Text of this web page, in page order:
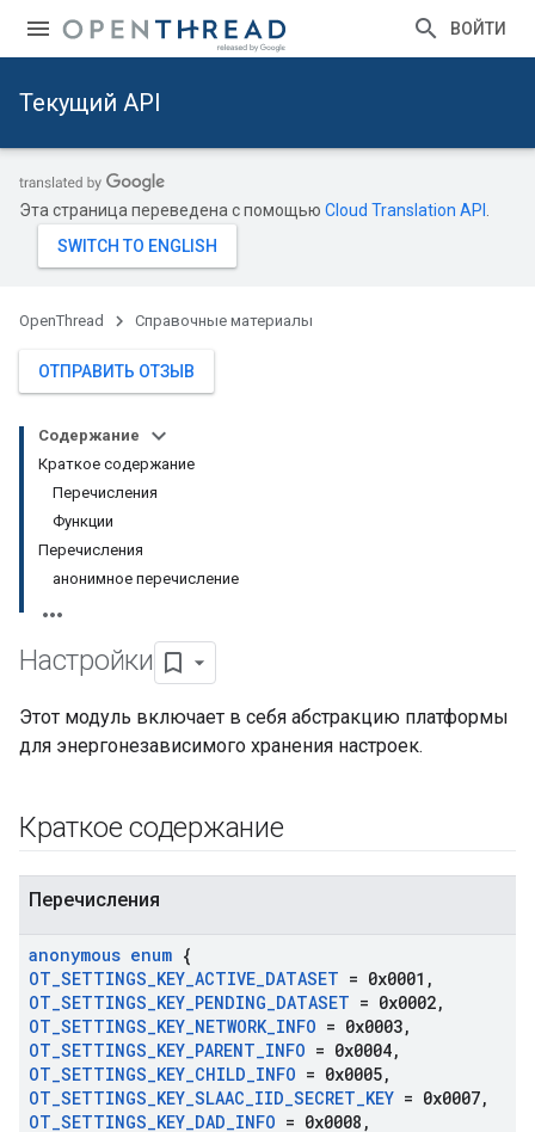
ВОЙТИ
Текущий API
Эта страница переведена с помощью Cloud Translation API
OpenThread Справочные материалы
ОТПРАВИТЬ ОТЗЫВ
Содержание
Краткое содержание
Перечисления
Функции
Перечисления
анонимное перечисление
Настройки
Этот модуль включает в себя абстракцию платформы
для энергонезависимого хранения настроек.
Краткое содержание
Перечисления
anonymous enum {
OT_SETTINGS_KEY_ACTIVE_DATASET = 0x0001 ,
OT_SETTINGS_KEY_PENDING_DATASET = 0x0002,
OT_SETTINGS_KEY_NETWORK_INFO = 0x0003,
OT_SETTINGS_KEY_PARENT_INFO = 0x0004,
OT_SETTINGS_KEY_CHILD_INFO = 0x0005,
OT_SETTINGS_KEY_SLAAC_IID_SECRET_KEY = 0x0007,
OT_SETTINGS_KEY_DAD_INFO = 0x0008 ,